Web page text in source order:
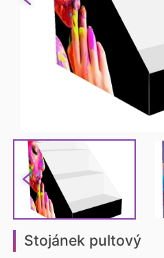
Stojánek pultový